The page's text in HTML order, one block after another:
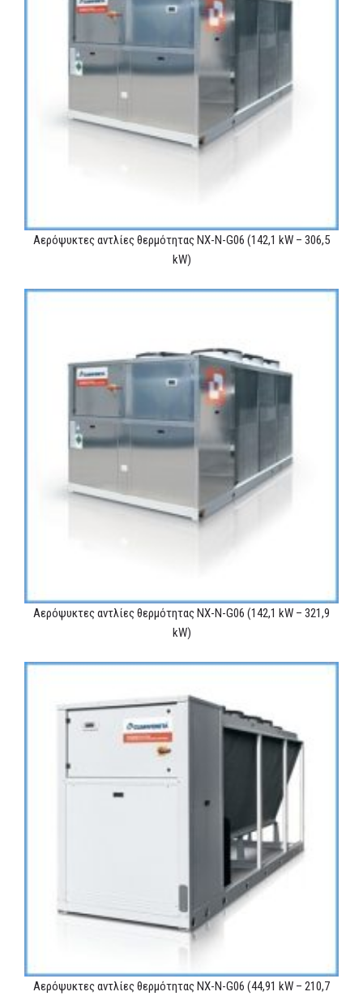
Αερόψυκτες αντλίες θερμότητας NX-N-G06 (142,1 kW – 306,5
kW)
Αερόψυκτες αντλίες θερμότητας NX-N-G06 (142,1 kW – 321,9
kW)
Αερόψυκτες αντλίες θερμότητας NX-N-G06 (44,91 kW – 210,7